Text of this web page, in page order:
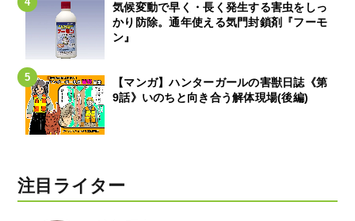
気候変動で早く・長く発生する害虫をしっ
かり防除。通年使える気門封鎖剤『フーモ
ン』
【マンガ】ハンターガールの害獣日誌《第
9話》いのちと向き合う解体現場(後編)
注目ライター